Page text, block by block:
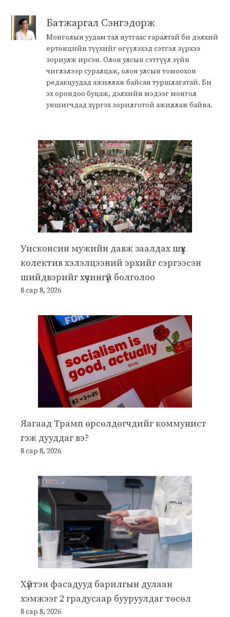
Батжаргал Сэнгэдорж
Монголын уудам тал нутгаас гаралтай би дэлхий
ертөнцийн түүхийг өгүүлэхэд сэтгэл зүрхээ
зориулж ирсэн. Олон улсын сэтгүүл зүйн
чиглэлээр суралцаж, олон улсын томоохон
редакцуудад ажиллаж байсан туршлагатай. Би
эх орондоо буцаж, дэлхийн мэдээг монгол
уншигчдад хүргэх зорилготой ажиллаж байна.
Уисконсин мужийн давж заалдах шүүх
колектив хэлэлцээний эрхийг сэргээсэн
шийдвэрийг хүчингүй болголоо
8 сар 8, 2026
Яагаад Трамп өрсөлдөгчдийг коммунист
гэж дууддаг вэ?
8 сар 8, 2026
Хүйтэн фасадууд барилгын дулаан
хэмжээг 2 градусаар бууруулдаг төсөл
8 сар 8, 2026